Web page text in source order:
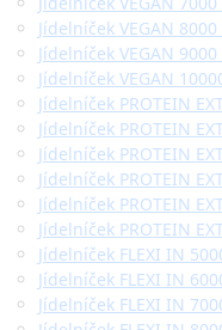
Jídelníček VEGAN
Jídelníček VEGAN
Jídelníček VEGAN
Jídelníček PROTEIN
Jídelníček PROTEIN
Jídelníček PROTEIN
Jídelníček PROTEIN
Jídelníček PROTEIN
Jídelníček PROTEIN
Jídelníček FLEXI IN
Jídelníček FLEXI IN
Jídelníček FLEXI IN